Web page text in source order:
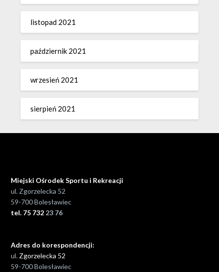
listopad 2021
październik 2021
wrzesień 2021
sierpień 2021
Miejski Ośrodek Sportu i Rekreacji
ul. Zgorzelecka 52
59-700 Bolesławiec
tel. 75 732 23 76
Adres do korespondencji:
ul. Zgorzelecka 52
59-700 Bolesławiec